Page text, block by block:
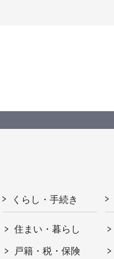
くらし・手続き
住まい・暮らし
戸籍・税・保険